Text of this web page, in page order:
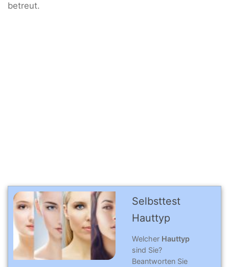
betreut.
Selbsttest
Hauttyp
Welcher Hauttyp
sind Sie?
Beantworten Sie